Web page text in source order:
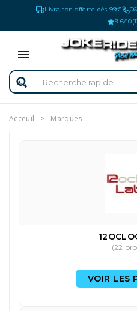
Livraison offerte dès 99€
9.6/10
Acceuil Marques
(22
VOIR LES